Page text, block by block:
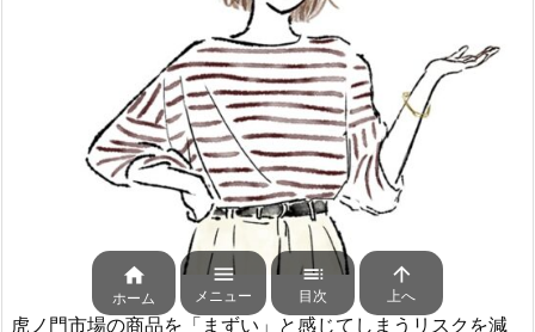
虎ノ門市場の商品を「まずい」と感じてしまうリスクを減

ホーム

メニュー

目次

上へ